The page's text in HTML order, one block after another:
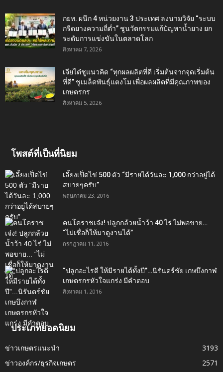
กยท. ผนึก 4 หน่วยงาน 3 ประเทศ ลงนามวิจัย “ระบบ
กรีดยางความถี่ต่ำ” ชูนวัตกรรมแก้ปัญหาน้ำยาง ยก
ระดับการแข่งขันในตลาดโลก
สิงหาคม 7, 2026
เจียไต๋ชูแนวคิด “ทุกผลผลิตที่ดี เริ่มต้นจากจุดเริ่มต้น
ที่ดี” ชูเมล็ดพันธุ์แตงโม เพื่อผลผลิตที่มีคุณภาพของ
เกษตรกร
สิงหาคม 5, 2026
โพสต์ที่เป็นที่นิยม
เลี้ยงเป็ดไข่ 500 ตัว “มีรายได้วันละ 1,000 กว่าอยู่ได้
สบายๆครับ”
พฤษภาคม 23, 2016
คนโคราชเจ๋ง! ปลูกกล้วยน้ำว้า 40 ไร่ ไม่พอขาย…
“ไม่เชื่อก็ให้มาดูงานได้”‬
กรกฎาคม 11, 2016
“ปลูกอะไรดี ให้มีรายได้ทั้งปี”…นิรันดร์ชัย เกษบึงกาฬ
เกษตรกรหัวใจแกร่ง มีคำตอบ
สิงหาคม 1, 2016
ประเภทยอดนิยม
ข่าวเกษตรแนะนำ
3193
ข่าวองค์กร/ธุรกิจเกษตร
2571